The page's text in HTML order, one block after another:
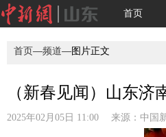
首页
首页—频道—图片正文
（新春见闻）山东
2025年02月05日 11:00 来源： 中国